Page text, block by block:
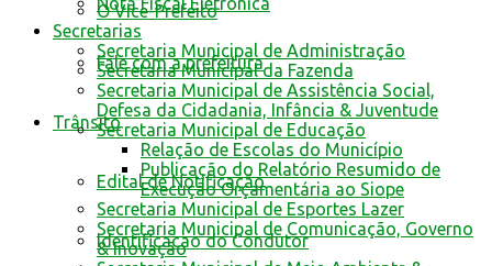
Fale com a prefeitura
Trânsito
Edital de Notificação
Identificacao do Condutor
O Vice-Prefeito
Secretarias
Secretaria Municipal de Administração
Secretaria Municipal da Fazenda
Secretaria Municipal de Assistência Social,
Defesa da Cidadania, Infância & Juventude
Secretaria Municipal de Educação
Relação de Escolas do Município
Publicação do Relatório Resumido de
Execução Orçamentária ao Siope
Secretaria Municipal de Esportes Lazer
Secretaria Municipal de Comunicação, Governo
& Inovação